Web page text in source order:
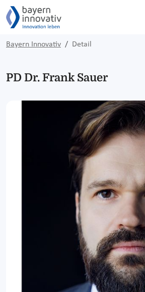
Bayern Innovativ Detail
PD Dr. Frank Sauer